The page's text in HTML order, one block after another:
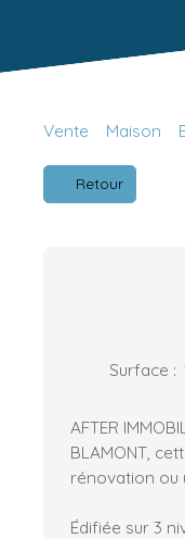
Vente Maison
Retour
Surface :
AFTER
BLAMONT,
rénovation ou
Édifiée sur 3